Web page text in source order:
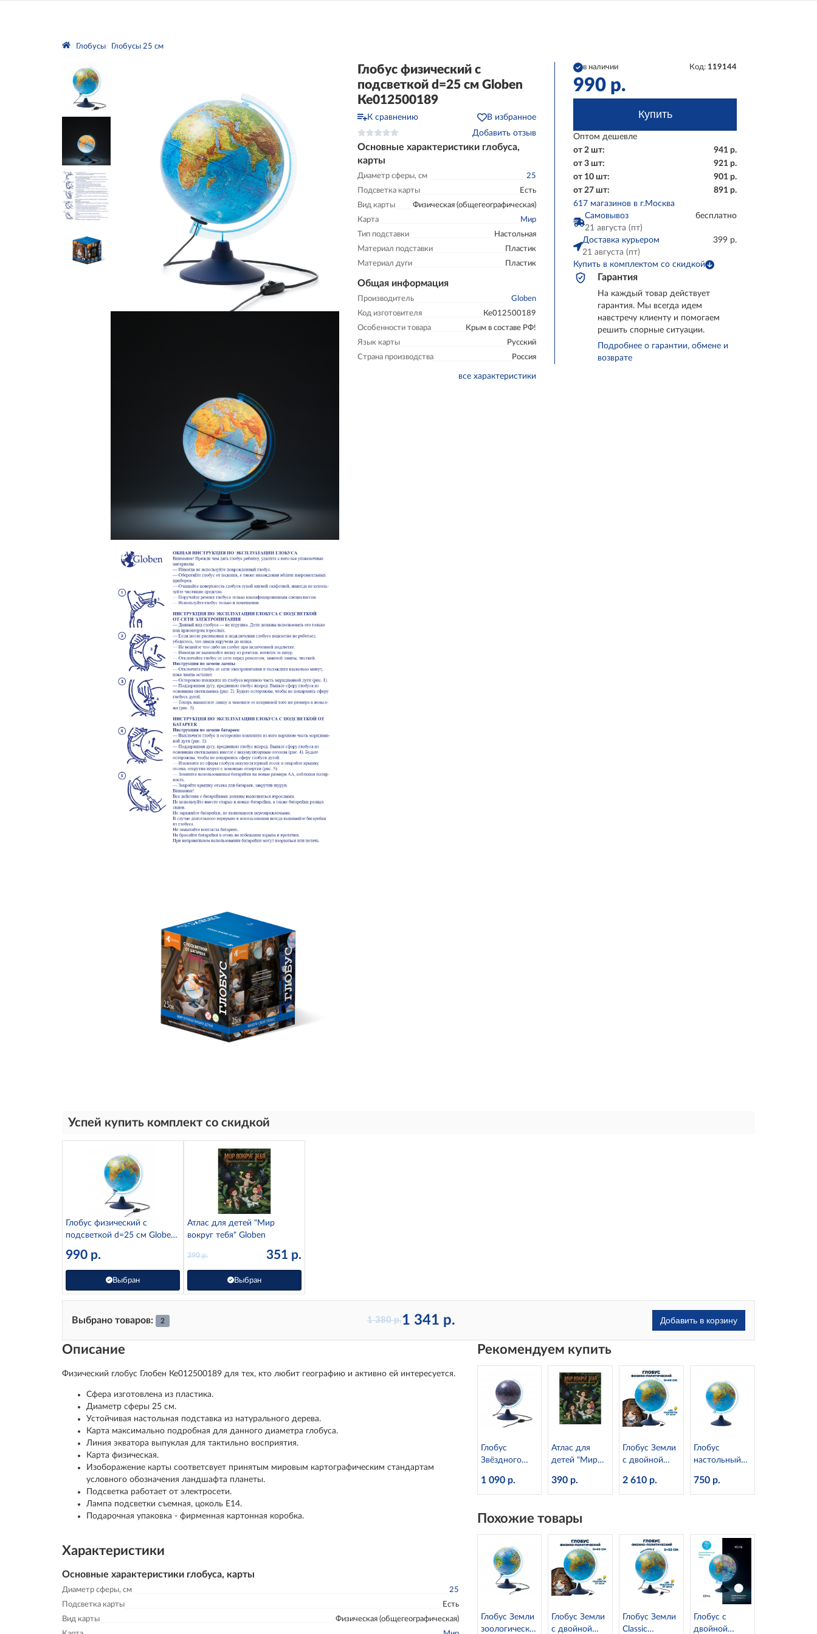
Глобусы Глобусы 25 см
Глобус физический с
подсветкой d=25 см Globen
Ке012500189
К сравнению
В избранное
Добавить отзыв
Основные характеристики глобуса,
карты
Диаметр сферы, см
25
Подсветка карты
Есть
Вид карты
Физическая (общегеографическая)
Карта
Мир
Тип подставки
Настольная
Материал подставки
Пластик
Материал дуги
Пластик
Общая информация
Производитель
Globen
Код изготовителя
Ке012500189
Особенности товара
Крым в составе РФ!
Язык карты
Русский
Страна производства
Россия
все характеристики
в наличии Код: 119144
990 р.
Купить
Оптом дешевле
от 2 шт:
941 р.
от 3 шт:
921 р.
от 10 шт:
901 р.
от 27 шт:
891 р.
617 магазинов в г.Москва
Самовывоз
21 августа (пт)
бесплатно
Доставка курьером
21 августа (пт)
399 р.
Купить в комплектом со скидкой
Гарантия
На каждый товар действует
гарантия. Мы всегда идем
навстречу клиенту и помогаем
решить спорные ситуации.
Подробнее о гарантии, обмене и
возврате
Успей купить комплект со скидкой
Глобус физический с
подсветкой d=25 см Globen
990 р.
Выбран
Атлас для детей "Мир
вокруг тебя" Globen
351 р.
390р.
Выбран
Выбрано товаров: 2 1 341 р.
1 380р. Добавить в корзину
Описание
Физический глобус Глобен Ке012500189 для тех, кто любит географию и активно ей интересуется.
Сфера изготовлена из пластика.
Диаметр сферы 25 см.
Устойчивая настольная подставка из натурального дерева.
Карта максимально подробная для данного диаметра глобуса.
Линия экватора выпуклая для тактильно восприятия.
Карта физическая.
Изоборажение карты соответсвует принятым мировым картографическим стандартам
условного обозначения ландшафта планеты.
Подсветка работает от электросети.
Лампа подсветки съемная, цоколь Е14.
Подарочная упаковка - фирменная картонная коробка.
Характеристики
Основные характеристики глобуса, карты
Диаметр сферы, см
25
Подсветка карты
Есть
Вид карты
Физическая (общегеографическая)
Рекомендуем купить
Глобус
Звёздного
подсветкой,
d=21 см
Ке012100275
1 090 р.
Атлас для
детей "Мир
Globen
390 р.
Глобус Земли
с двойной
подсветкой,
d=40 см
2 610 р.
Глобус
настольный
d=25 см
Globen
750 р.
Похожие товары
Глобус Земли
зоологически
Глобус Земли
с двойной
Глобус Земли
Classic
Глобус с
двойной